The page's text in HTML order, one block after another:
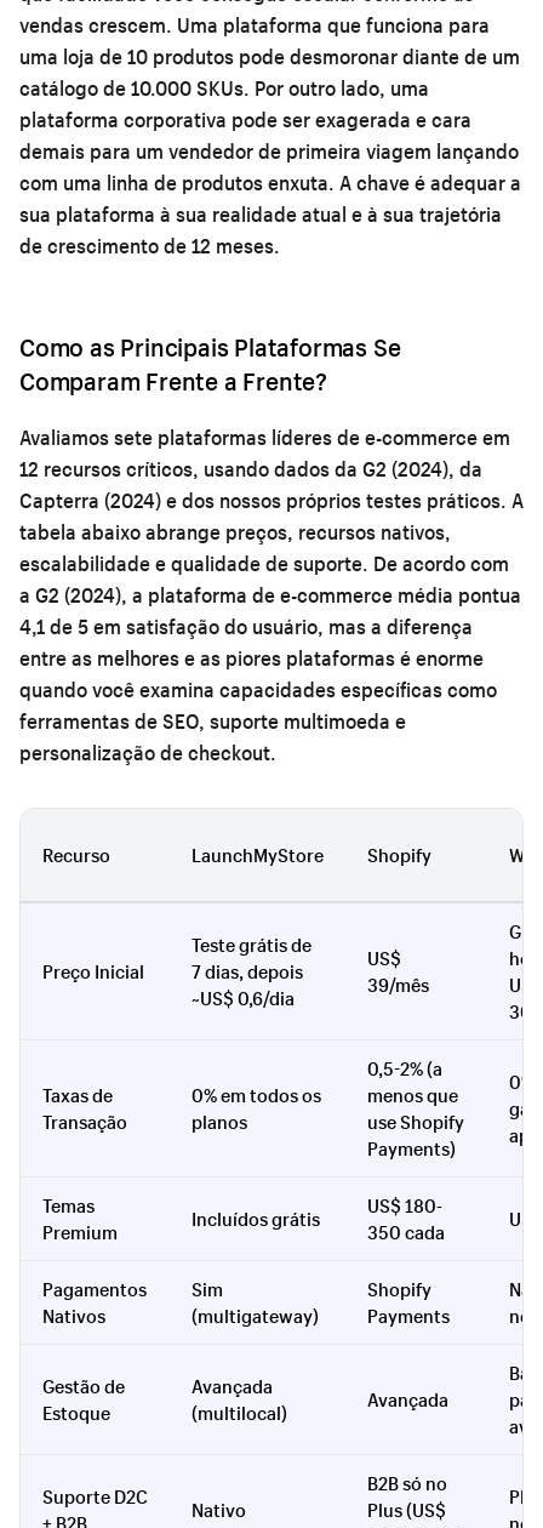
vendas crescem. Uma plataforma que funciona para
uma loja de 10 produtos pode desmoronar diante de um
catálogo de 10.000 SKUs. Por outro lado, uma
plataforma corporativa pode ser exagerada e cara
demais para um vendedor de primeira viagem lançando
com uma linha de produtos enxuta. A chave é adequar a
sua plataforma à sua realidade atual e à sua trajetória
de crescimento de 12 meses.
Como as Principais Plataformas Se
Comparam Frente a Frente?
Avaliamos sete plataformas líderes de e-commerce em
12 recursos críticos, usando dados da G2 (2024), da
Capterra (2024) e dos nossos próprios testes práticos. A
tabela abaixo abrange preços, recursos nativos,
escalabilidade e qualidade de suporte. De acordo com
a G2 (2024), a plataforma de e-commerce média pontua
4,1 de 5 em satisfação do usuário, mas a diferença
entre as melhores e as piores plataformas é enorme
quando você examina capacidades específicas como
ferramentas de SEO, suporte multimoeda e
personalização de checkout.
Recurso LaunchMyStore Shopify
Preço Inicial
Teste grátis de
7 dias, depois
~US$ 0,6/dia
US$
39/mês
30/
Taxas de
Transação
0% em todos os
planos
0,5-2% (a
menos que
use Shopify
Payments)
0%
Temas
Premium
Incluídos grátis
US$ 180-
350 cada
Pagamentos
Nativos
Sim
(multigateway)
Shopify
Payments
Gestão de
Estoque
Avançada
(multilocal)
Avançada
Suporte D2C
+ B2B
Nativo
B2B só no
Plus (US$